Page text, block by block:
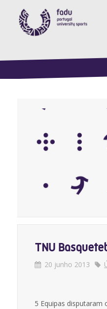
TNU
20 junho 2013
5 Equipas